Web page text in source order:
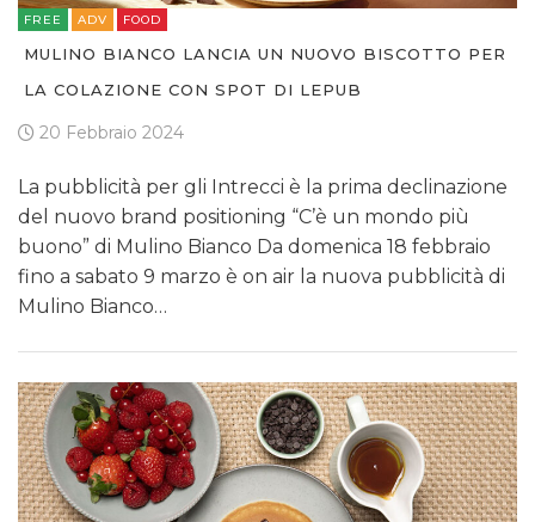
FREE ADV FOOD
MULINO BIANCO LANCIA UN NUOVO BISCOTTO PER
LA COLAZIONE CON SPOT DI LEPUB
20 Febbraio 2024
La pubblicità per gli Intrecci è la prima declinazione
del nuovo brand positioning “C’è un mondo più
buono” di Mulino Bianco Da domenica 18 febbraio
fino a sabato 9 marzo è on air la nuova pubblicità di
Mulino Bianco…